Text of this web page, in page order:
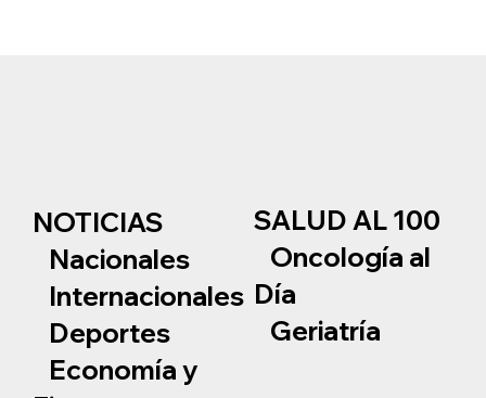
NOTICIAS
Nacionales
Internacionales
Deportes
Economía y
SALUD AL 100
Oncología al
Día
Geriatría